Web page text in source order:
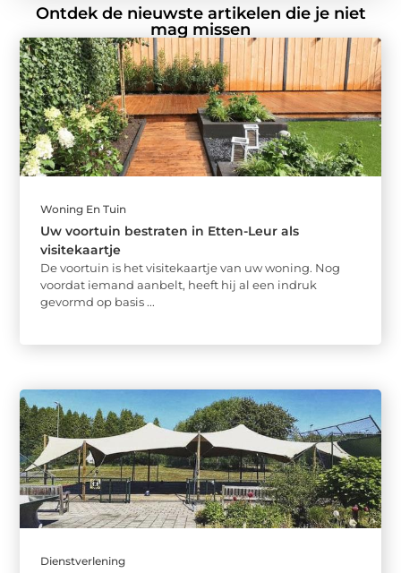
Ontdek de nieuwste artikelen die je niet
mag missen
Woning En Tuin
Uw voortuin bestraten in Etten-Leur als
visitekaartje
De voortuin is het visitekaartje van uw woning. Nog
voordat iemand aanbelt, heeft hij al een indruk
gevormd op basis ...
Dienstverlening